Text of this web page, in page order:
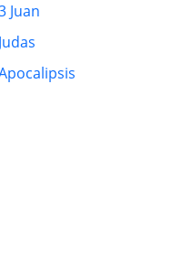
Juan
Judas